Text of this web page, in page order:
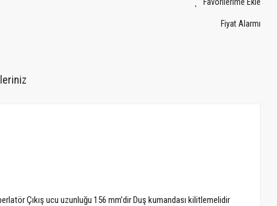
Fiyat Alarmı
Çıkış ucu uzunluğu 156 mm’dir Duş kumandası kilitlemelidir